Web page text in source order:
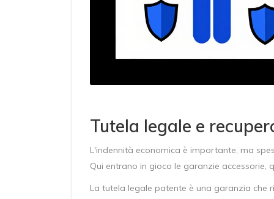
Tutela legale e
L'indennità economica è importante, ma
Qui entrano in gioco le garanzie accessorie,
La tutela legale patente è una garanzia che